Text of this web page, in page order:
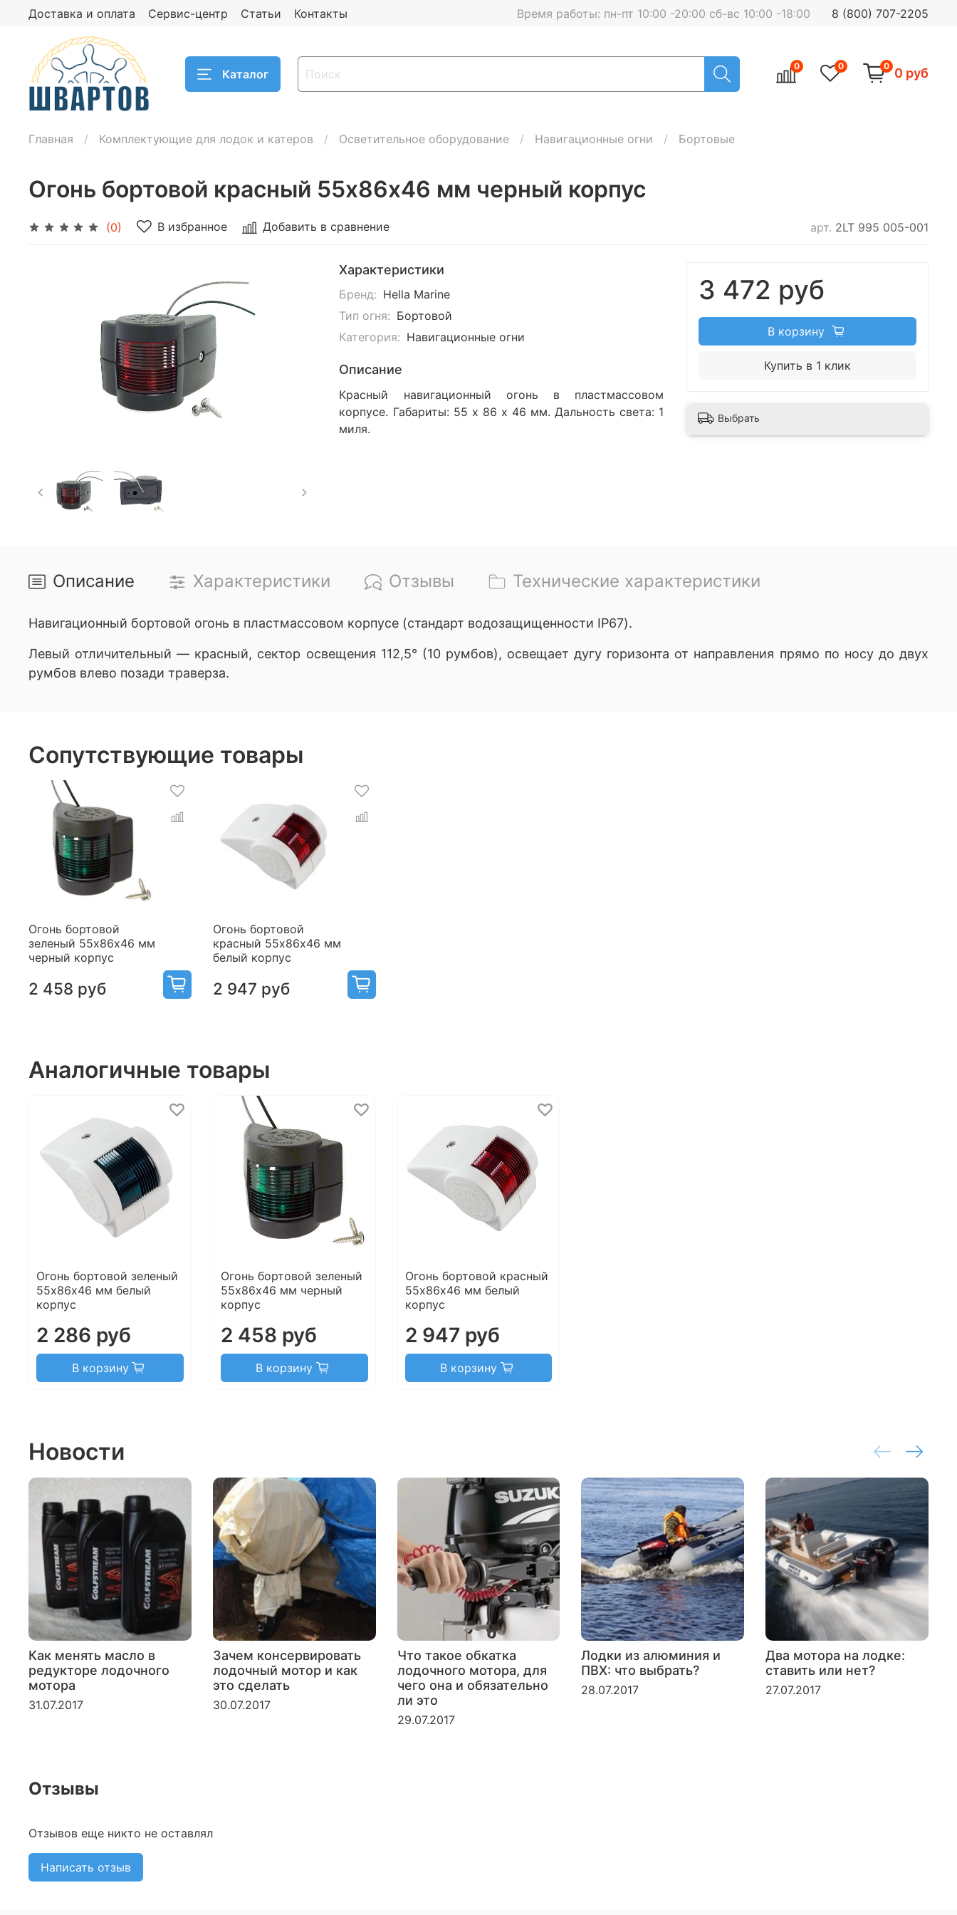
Доставка и оплата Сервис-центр Статьи Контакты Время работы: пн-пт 10:00 -20:00 сб-вс 10:00 -18:00 8 (800) 707-2205
Каталог
0 0 0 0 руб
Главная Комплектующие для лодок и катеров Осветительное оборудование Навигационные огни Бортовые
Огонь бортовой красный 55х86х46 мм черный корпус
(0) В избранное Добавить в сравнение арт. 2LT 995 005-001
Характеристики
Бренд: Hella Marine
Тип огня: Бортовой
Категория: Навигационные огни
Описание
Красный навигационный огонь в пластмассовом
корпусе. Габариты: 55 х 86 х 46 мм. Дальность света: 1
миля.
3 472 руб
В корзину
Купить в 1 клик
Выбрать
Описание Характеристики Отзывы Технические характеристики
Навигационный бортовой огонь в пластмассовом корпусе (стандарт водозащищенности IP67).
Левый отличительный — красный, сектор освещения 112,5° (10 румбов), освещает дугу горизонта от направления прямо по носу до двух
румбов влево позади траверза.
Сопутствующие товары
Огонь бортовой
зеленый 55х86х46 мм
черный корпус
2 458 руб
Огонь бортовой
красный 55х86х46 мм
белый корпус
2 947 руб
Аналогичные товары
Огонь бортовой зеленый
55х86х46 мм белый
корпус
2 286 руб
В корзину
Огонь бортовой зеленый
55х86х46 мм черный
корпус
2 458 руб
В корзину
Огонь бортовой красный
55х86х46 мм белый
корпус
2 947 руб
В корзину
Новости
Как менять масло в
редукторе лодочного
мотора
31.07.2017
Зачем консервировать
лодочный мотор и как
это сделать
30.07.2017
Что такое обкатка
лодочного мотора, для
чего она и обязательно
ли это
29.07.2017
Лодки из алюминия и
ПВХ: что выбрать?
28.07.2017
Два мотора на лодке:
ставить или нет?
27.07.2017
Отзывы
Отзывов еще никто не оставлял
Написать отзыв